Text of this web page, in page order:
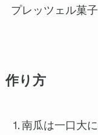
プレッツェル菓
作り方
⒈南瓜は一口大